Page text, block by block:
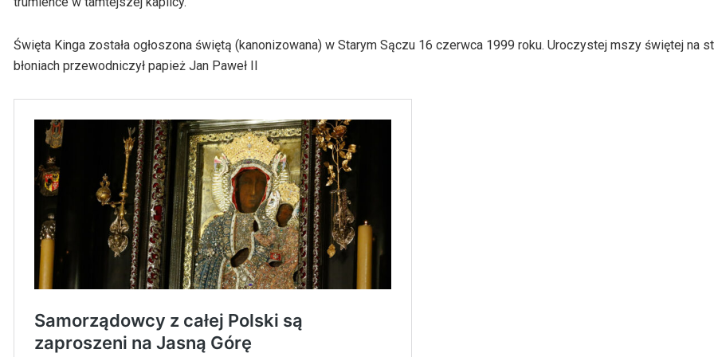
Święta Kinga została ogłoszona świętą (kanonizowana) w Starym Sączu 16 czerwca 1999 roku. Uroczystej mszy świętej na
błoniach przewodniczył papież Jan Paweł II